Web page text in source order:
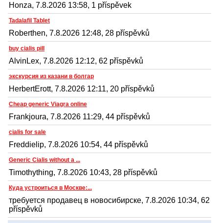
Honza, 7.8.2026 13:58, 1 příspěvek
Tadalafil Tablet
Roberthen, 7.8.2026 12:48, 28 příspěvků
buy cialis pill
AlvinLex, 7.8.2026 12:12, 62 příspěvků
экскурсия из казани в болгар
HerbertErott, 7.8.2026 12:11, 20 příspěvků
Cheap generic Viagra online
Frankjoura, 7.8.2026 11:29, 44 příspěvků
cialis for sale
Freddielip, 7.8.2026 10:54, 44 příspěvků
Generic Cialis without a ...
Timothything, 7.8.2026 10:43, 28 příspěvků
Куда устроиться в Москве:...
требуется продавец в новосибирске, 7.8.2026 10:34, 62
příspěvků